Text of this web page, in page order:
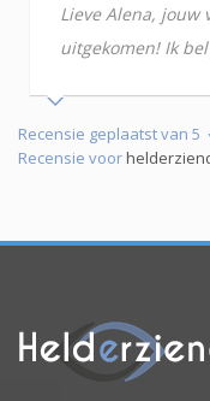
Lieve Alena,
uitgekomen! Ik
Recensie geplaatst van 5
Recensie voor